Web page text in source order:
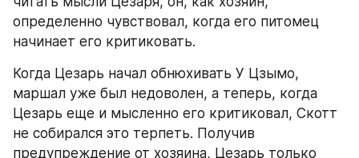
определенно чувствовал, когда его питомец
начинает его критиковать.
Когда Цезарь начал обнюхивать У Цзымо,
маршал уже был недоволен, а теперь, когда
Цезарь еще и мысленно его критиковал, Скотт
не собирался это терпеть. Получив
предупреждение от хозяина, Цезарь только